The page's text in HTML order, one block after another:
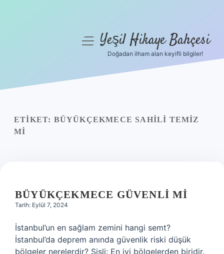
Yasal Uyarı
menüyüYeşil Hikaye Bahçesi
Doğadan ilham alan keyifli bilgiler!
ETIKET: BÜYÜKÇEKMECE SAHILI TEMIZ
MI
BÜYÜKÇEKMECE GÜVENLI MI
Tarih: Eylül 7, 2024
İstanbul’un en sağlam zemini hangi semt?
İstanbul’da deprem anında güvenlik riski düşük
bölgeler nerelerdir? Şişli: En iyi bölgelerden biridir.